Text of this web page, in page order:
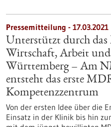
Pressemitteilung - 17.03.2021
Unterstützt durch
Wirtschaft, Arbeit
Württemberg – Am
entsteht das erste
Kompetenzzentrum
Von der ersten Idee über die
Einsatz in der Klinik bis hin